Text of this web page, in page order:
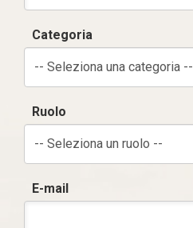
Categoria
-- Seleziona una categoria --
Ruolo
-- Seleziona un ruolo --
E-mail